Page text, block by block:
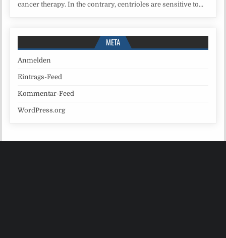
cancer therapy. In the contrary, centrioles are sensitive to...
META
Anmelden
Eintrags-Feed
Kommentar-Feed
WordPress.org